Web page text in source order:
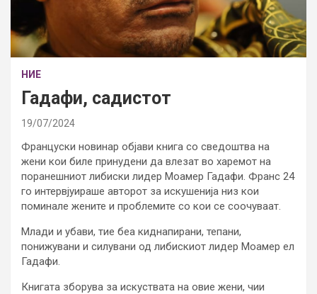
НИЕ
Гадафи, садистот
19/07/2024
Француски новинар објави книга со сведоштва на
жени кои биле принудени да влезат во харемот на
поранешниот либиски лидер Моамер Гадафи. Франс 24
го интервјуираше авторот за искушенија низ кои
поминале жените и проблемите со кои се соочуваат.
Млади и убави, тие беа киднапирани, тепани,
понижувани и силувани од либискиот лидер Моамер ел
Гадафи.
Книгата зборува за искуствата на овие жени, чии